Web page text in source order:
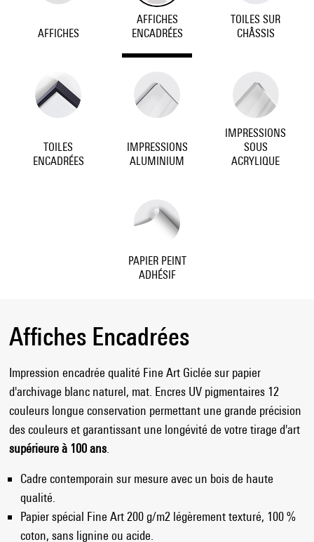
AFFICHES
AFFICHES
ENCADRÉES
TOILES SUR
CHÂSSIS
TOILES
ENCADRÉES
IMPRESSIONS
ALUMINIUM
IMPRESSIONS
SOUS
ACRYLIQUE
PAPIER PEINT
ADHÉSIF
Affiches Encadrées
Impression encadrée qualité Fine Art Giclée sur papier
d'archivage blanc naturel, mat. Encres UV pigmentaires 12
couleurs longue conservation permettant une grande précision
des couleurs et garantissant une longévité de votre tirage d'art
supérieure à 100 ans
Cadre contemporain sur mesure avec un bois de haute
qualité.
Papier spécial Fine Art 200 g/m2 légèrement texturé, 100 %
coton, sans lignine ou acide.